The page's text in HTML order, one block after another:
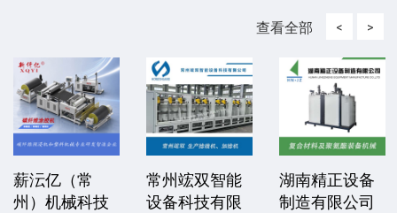
查看全部 <
薪沄亿（常
州）机械科技
常州竤双智能
设备科技有限
湖南精正设备
制造有限公司
>